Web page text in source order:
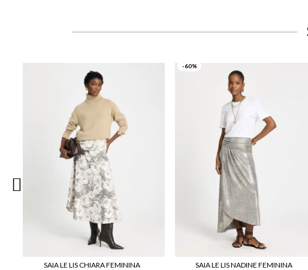
SAIA LE LIS CHIARA FEMININA
-60%
SAIA LE LIS NADINE FEMININA